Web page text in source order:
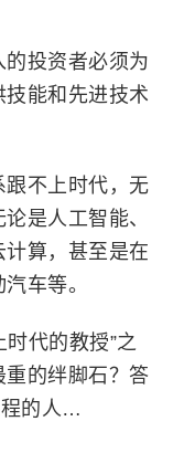
投资者必须为
能和先进技术
不上时代，无
是人工智能、
算，甚至是在
车等。
时代的教授”之
的绊脚石？答
程的人…